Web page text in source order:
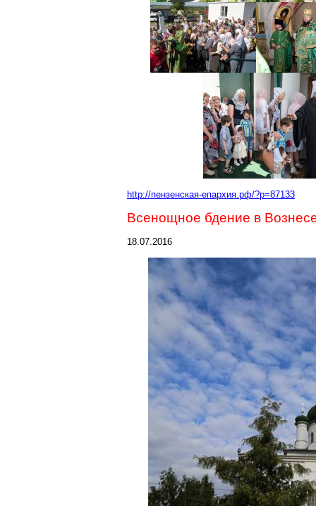
http://пензенская-епархия.рф/?p=87133
Всенощное бдение в
18.07.2016